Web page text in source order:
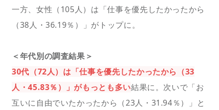
一方、女性（105人）は「仕事を優先したかったから
（38人・36.19％）」がトップに。
＜年代別の調査結果＞
30代（72人）は「仕事を優先したかったから（33
人・45.83％）」がもっとも多い結果に。次いで「お
互いに自由でいたかったから（23人・31.94％）」と